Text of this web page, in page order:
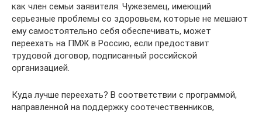
как член семьи заявителя. Чужеземец, имеющий
серьезные проблемы со здоровьем, которые не мешают
ему самостоятельно себя обеспечивать, может
переехать на ПМЖ в Россию, если предоставит
трудовой договор, подписанный российской
организацией.
Куда лучше переехать? В соответствии с программой,
направленной на поддержку соотечественников,